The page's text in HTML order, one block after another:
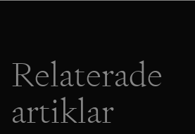
Relaterade
artiklar